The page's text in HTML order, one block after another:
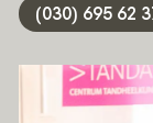
Tanden
Kidsplan
(030) 695 62